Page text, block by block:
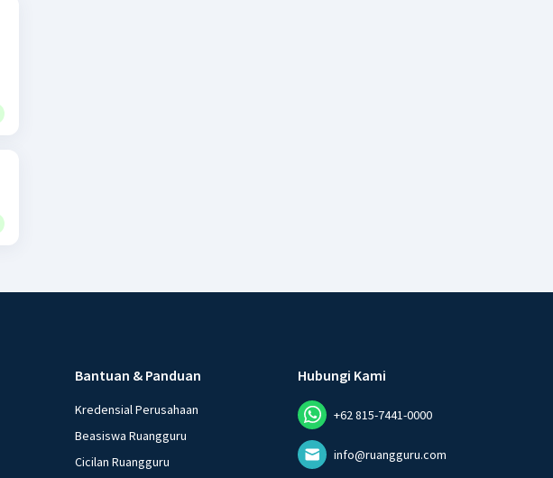
Bantuan & Panduan
Kredensial Perusahaan
Beasiswa Ruangguru
Cicilan Ruangguru
Hubungi Kami
+62 815-7441-0000
info@ruangguru.com